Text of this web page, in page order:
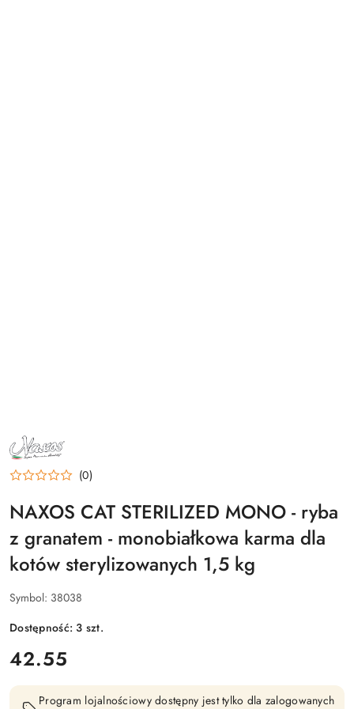
NAZWA
PRODUCENTA:
NAXOS
(0)
NAXOS CAT STERILIZED MONO - ryba
z granatem - monobiałkowa karma dla
kotów sterylizowanych 1,5 kg
Symbol: 38038
Dostępność:3 szt.
cena:
42.55
Program lojalnościowy dostępny jest tylko dla zalogowanych